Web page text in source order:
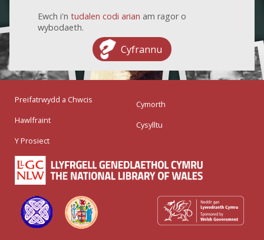
Ewch i'n tudalen codi arian am ragor o
wybodaeth.
Cyfrannu
Preifatrwydd a Chwcis
Hawlfraint
Y Prosiect
Cymorth
Cysylltu